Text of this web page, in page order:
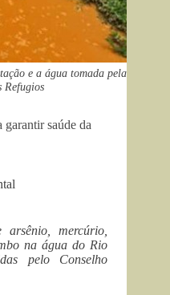
e a água tomada pela
saúde da
mercúrio,
na água do Rio
pelo Conselho